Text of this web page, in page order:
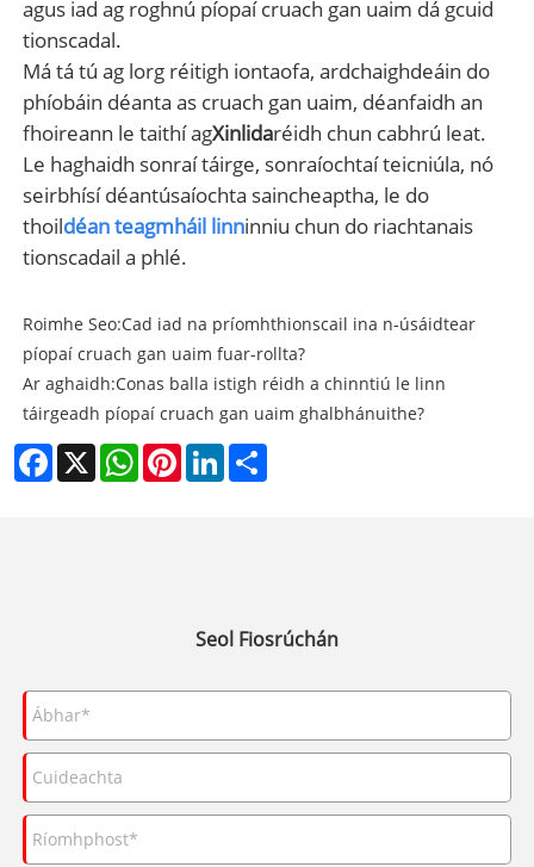
agus iad ag roghnú píopaí cruach gan uaim dá gcuid
tionscadal.
Má tá tú ag lorg réitigh iontaofa, ardchaighdeáin do
phíobáin déanta as cruach gan uaim, déanfaidh an
fhoireann le taithí agXinlidaréidh chun cabhrú leat.
Le haghaidh sonraí táirge, sonraíochtaí teicniúla, nó
seirbhísí déantúsaíochta saincheaptha, le do
thoildéan teagmháil linninniu chun do riachtanais
tionscadail a phlé.
Roimhe Seo:Cad iad na príomhthionscail ina n-úsáidtear
píopaí cruach gan uaim fuar-rollta?
Ar aghaidh:Conas balla istigh réidh a chinntiú le linn
táirgeadh píopaí cruach gan uaim ghalbhánuithe?
Facebook
X WhatsAppPinterestLinkedIn
Seol Fiosrúchán